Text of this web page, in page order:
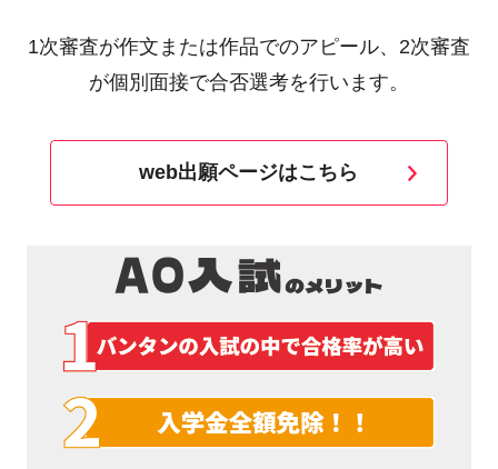
1次審査が作文または作品でのアピール、2次審査
が個別面接で合否選考を行います。
web出願ページはこちら